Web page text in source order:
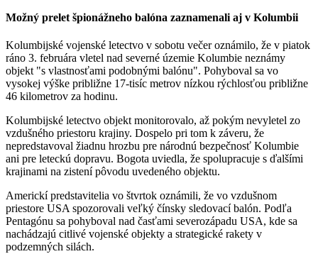
Možný prelet špionážneho balóna zaznamenali aj v Kolumbii
Kolumbijské vojenské letectvo v sobotu večer oznámilo, že v piatok
ráno 3. februára vletel nad severné územie Kolumbie neznámy
objekt "s vlastnosťami podobnými balónu". Pohyboval sa vo
vysokej výške približne 17-tisíc metrov nízkou rýchlosťou približne
46 kilometrov za hodinu.
Kolumbijské letectvo objekt monitorovalo, až pokým nevyletel zo
vzdušného priestoru krajiny. Dospelo pri tom k záveru, že
nepredstavoval žiadnu hrozbu pre národnú bezpečnosť Kolumbie
ani pre leteckú dopravu. Bogota uviedla, že spolupracuje s ďalšími
krajinami na zistení pôvodu uvedeného objektu.
Americkí predstavitelia vo štvrtok oznámili, že vo vzdušnom
priestore USA spozorovali veľký čínsky sledovací balón. Podľa
Pentagónu sa pohyboval nad časťami severozápadu USA, kde sa
nachádzajú citlivé vojenské objekty a strategické rakety v
podzemných silách.